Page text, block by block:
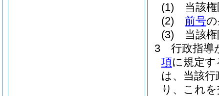
(1)
当該
(2)
前号
(3)
当該
3
行政指導
項に規定
は、当該
り、これ